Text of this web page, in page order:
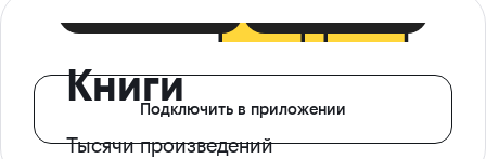
Книги
Тысячи произведений
Подключить в приложении